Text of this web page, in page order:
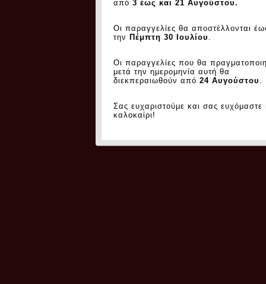
από 3 έως και 21 Αυγούστου.
Οι παραγγελίες θα αποστέλλονται
την Πέμπτη 30 Ιουλίου
Οι παραγγελίες που θα
μετά την ημερομηνία αυτή θα
διεκπεραιωθούν από 24 Αυγούστου
Σας ευχαριστούμε και σας ευχόμαστε
καλοκαίρι!